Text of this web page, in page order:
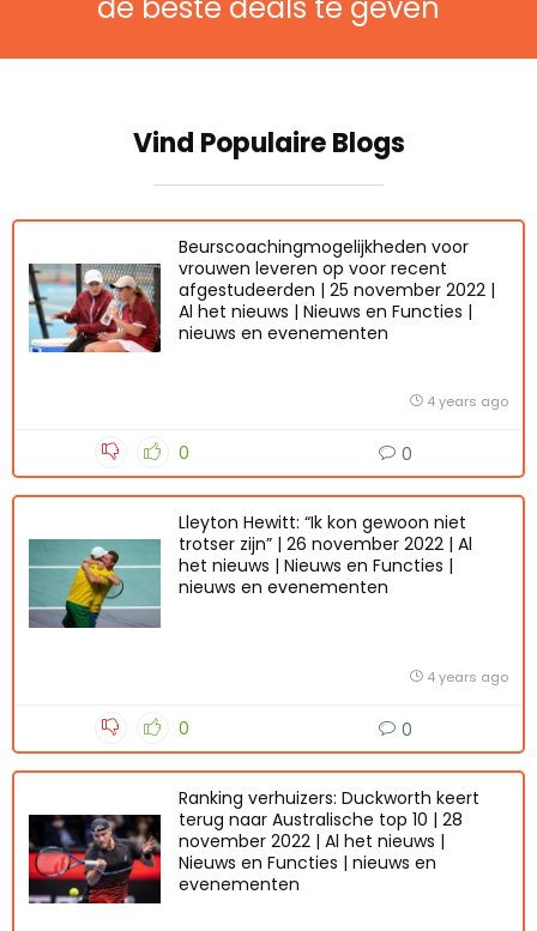
Vind Populaire Blogs
Beurscoachingmogelijkheden voor
vrouwen leveren op voor recent
afgestudeerden | 25 november 2022 |
Al het nieuws | Nieuws en Functies |
nieuws en evenementen
4 years ago
0 0
Lleyton Hewitt: “Ik kon gewoon niet
trotser zijn” | 26 november 2022 | Al
het nieuws | Nieuws en Functies |
nieuws en evenementen
4 years ago
0 0
Ranking verhuizers: Duckworth keert
terug naar Australische top 10 | 28
november 2022 | Al het nieuws |
Nieuws en Functies | nieuws en
evenementen